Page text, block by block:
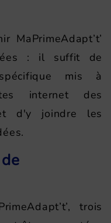
MaPrimeAdapt’t’
: il suffit de
mis à
internet des
d'y joindre les
trois